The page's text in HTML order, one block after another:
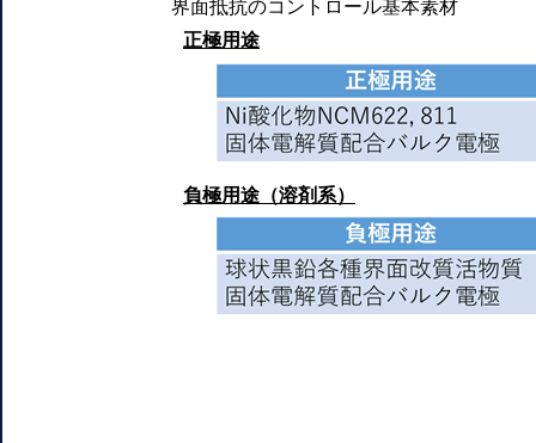
界面抵抗のコントロール基本素材
正極用途
負極用途（溶剤系）